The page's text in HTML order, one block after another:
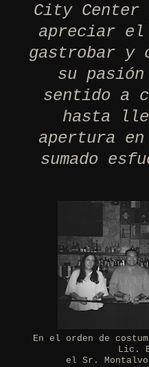
City Center
apreciar el
gastrobar y
su
sentido a
hasta
apertura en
sumado
En el orden de
Lic.
el Sr.